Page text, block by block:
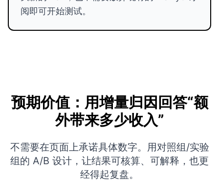
阅即可开始测试。
预期价值：用增量归因回答“额
外带来多少收入”
不需要在页面上承诺具体数字。用对照组/实验
组的 A/B 设计，让结果可核算、可解释，也更
经得起复盘。